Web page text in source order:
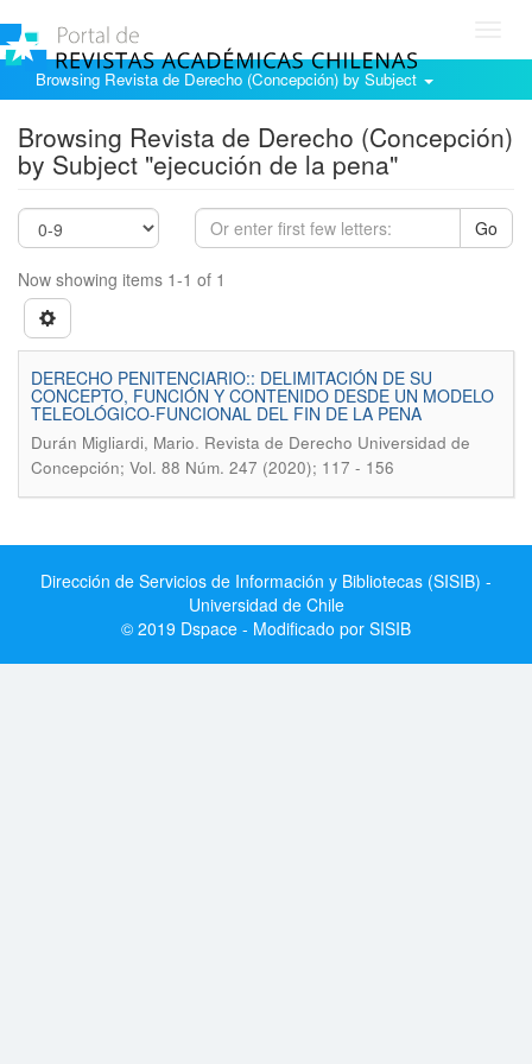
Browsing Revista de Derecho (Concepción) by Subject
Browsing Revista de Derecho (Concepción)
by Subject "ejecución de la pena"
Go
Now showing items 1-1 of 1
DERECHO PENITENCIARIO:: DELIMITACIÓN DE SU
CONCEPTO, FUNCIÓN Y CONTENIDO DESDE UN MODELO
TELEOLÓGICO-FUNCIONAL DEL FIN DE LA PENA
Durán Migliardi, Mario. Revista de Derecho Universidad de
Concepción; Vol. 88 Núm. 247 (2020); 117 - 156
Dirección de Servicios de Información y Bibliotecas (SISIB) -
Universidad de Chile
© 2019 Dspace - Modificado por SISIB